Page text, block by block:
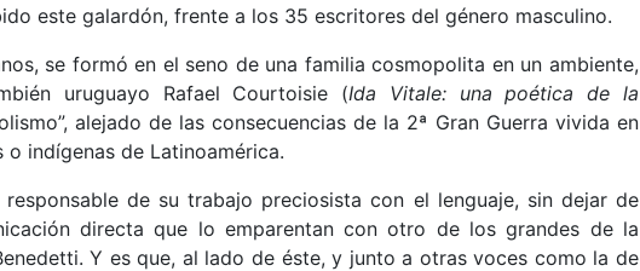
este galardón, frente a los 35 escritores del género masculino.
se formó en el seno de una familia cosmopolita en un ambiente,
uruguayo Rafael Courtoisie (Ida Vitale: una poética de la
alejado de las consecuencias de la 2ª Gran Guerra vivida en
o indígenas de Latinoamérica.
de su trabajo preciosista con el lenguaje, sin dejar de
directa que lo emparentan con otro de los grandes de la
Y es que, al lado de éste, y junto a otras voces como la de